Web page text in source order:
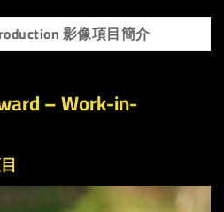
影像項目簡介
– Work-in-